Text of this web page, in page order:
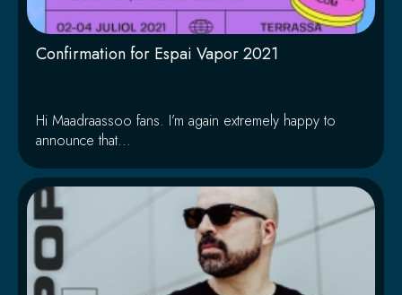
Confirmation for Espai Vapor 2021
Hi Maadraassoo fans. I’m again extremely happy to
announce that...